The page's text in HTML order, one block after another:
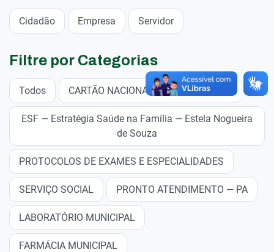
Cidadão Empresa Servidor
Filtre por Categorias
Todos CARTÃO NACIONAL DE SAÚDE — CNS
ESF — Estratégia Saúde na Família — Estela Nogueira
de Souza
PROTOCOLOS DE EXAMES E ESPECIALIDADES
SERVIÇO SOCIAL PRONTO ATENDIMENTO — PA
LABORATÓRIO MUNICIPAL
FARMÁCIA MUNICIPAL